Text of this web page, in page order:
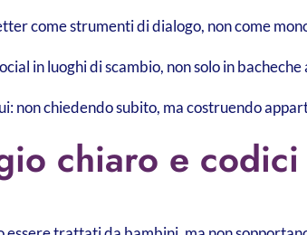
come strumenti di dialogo, non come
in luoghi di scambio, non solo in
non chiedendo subito, ma costruendo
chiaro e